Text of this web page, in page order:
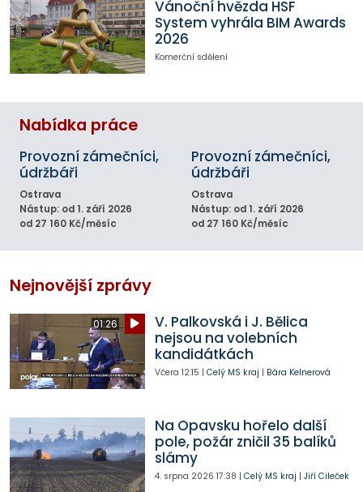
Vánoční hvězda HSF
System vyhrála BIM Awards
2026
Komerční sdělení
Nabídka práce
Provozní zámečníci,
údržbáři
Ostrava
Nástup: od 1. září 2026
od 27 160 Kč/měsíc
Provozní zámečníci,
údržbáři
Ostrava
Nástup: od 1. září 2026
od 27 160 Kč/měsíc
Nejnovější zprávy
01:26
V. Palkovská i J. Bělica
nejsou na volebních
kandidátkách
Včera 12:15 | Celý MS kraj | Bára Kelnerová
Na Opavsku hořelo další
pole, požár zničil 35 balíků
slámy
4. srpna 2026 17:38 | Celý MS kraj | Jiří Cileček